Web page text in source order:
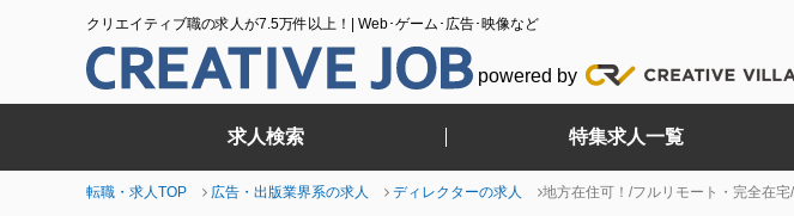
クリエイティブ職の求人が7.5万件以上！| Web･ゲーム･広告･映像など
powered by
求人検索 特集求人一覧
転職・求人TOP 広告・出版業界系の求人 ディレクターの求人 地方在住可！/フルリモート・完全在